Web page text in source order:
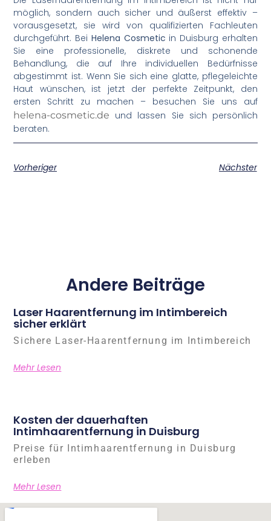
möglich, sondern auch sicher und äußerst effektiv –
vorausgesetzt, sie wird von qualifizierten Fachleuten
durchgeführt. Bei Helena Cosmetic in Duisburg erhalten
Sie eine professionelle, diskrete und schonende
Behandlung, die auf Ihre individuellen Bedürfnisse
abgestimmt ist. Wenn Sie sich eine glatte, pflegeleichte
Haut wünschen, ist jetzt der perfekte Zeitpunkt, den
ersten Schritt zu machen – besuchen Sie uns auf
helena-cosmetic.de und lassen Sie sich persönlich
beraten.
Vorheriger Nächster
Andere Beiträge
Laser Haarentfernung im Intimbereich
sicher erklärt
Sichere Laser-Haarentfernung im Intimbereich
Mehr Lesen
Kosten der dauerhaften
Intimhaarentfernung in Duisburg
Preise für Intimhaarentfernung in Duisburg
erleben
Mehr Lesen